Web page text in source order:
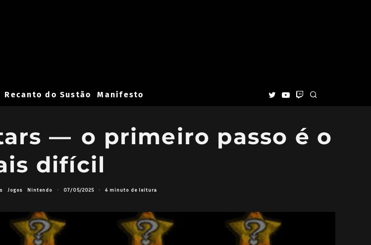
Recanto do Sustão Manifesto
— o primeiro passo é o
difícil
Jogos Nintendo · 07/05/2025 · 4 minuto de leitura